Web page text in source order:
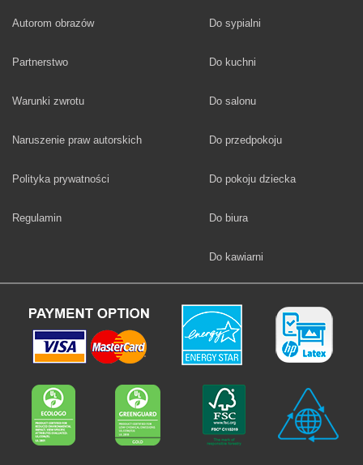
Autorom obrazów
Partnerstwo
Warunki zwrotu
Naruszenie praw autorskich
Polityka prywatności
Regulamin
Fototapety
Do sypialni
Fototapety
Do kuchni
Fototapety
Do salonu
Fototapety
Do przedpokoju
Fototapety
Do pokoju dziecka
Fototapety
Do biura
Fototapety
Do kawiarni